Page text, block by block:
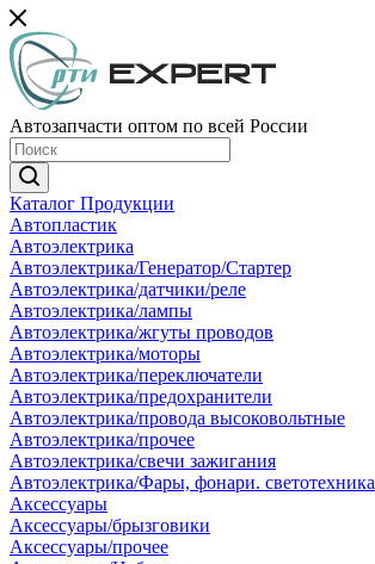
Автозапчасти оптом по всей России
Каталог Продукции
Автопластик
Автоэлектрика
Автоэлектрика/Генератор/Стартер
Автоэлектрика/датчики/реле
Автоэлектрика/лампы
Автоэлектрика/жгуты проводов
Автоэлектрика/моторы
Автоэлектрика/переключатели
Автоэлектрика/предохранители
Автоэлектрика/провода высоковольтные
Автоэлектрика/прочее
Автоэлектрика/свечи зажигания
Автоэлектрика/Фары, фонари. светотехника
Аксессуары
Аксессуары/брызговики
Аксессуары/прочее